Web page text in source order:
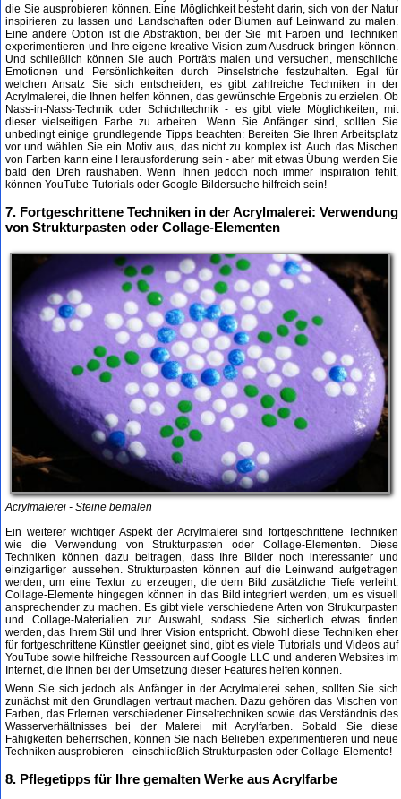
die Sie ausprobieren können. Eine Möglichkeit besteht darin, sich von der Natur
inspirieren zu lassen und Landschaften oder Blumen auf Leinwand zu malen.
Eine andere Option ist die Abstraktion, bei der Sie mit Farben und Techniken
experimentieren und Ihre eigene kreative Vision zum Ausdruck bringen können.
Und schließlich können Sie auch Porträts malen und versuchen, menschliche
Emotionen und Persönlichkeiten durch Pinselstriche festzuhalten. Egal für
welchen Ansatz Sie sich entscheiden, es gibt zahlreiche Techniken in der
Acrylmalerei, die Ihnen helfen können, das gewünschte Ergebnis zu erzielen. Ob
Nass-in-Nass-Technik oder Schichttechnik - es gibt viele Möglichkeiten, mit
dieser vielseitigen Farbe zu arbeiten. Wenn Sie Anfänger sind, sollten Sie
unbedingt einige grundlegende Tipps beachten: Bereiten Sie Ihren Arbeitsplatz
vor und wählen Sie ein Motiv aus, das nicht zu komplex ist. Auch das Mischen
von Farben kann eine Herausforderung sein - aber mit etwas Übung werden Sie
bald den Dreh raushaben. Wenn Ihnen jedoch noch immer Inspiration fehlt,
können YouTube-Tutorials oder Google-Bildersuche hilfreich sein!
7. Fortgeschrittene Techniken in der Acrylmalerei: Verwendung
von Strukturpasten oder Collage-Elementen
Acrylmalerei - Steine bemalen
Ein weiterer wichtiger Aspekt der Acrylmalerei sind fortgeschrittene Techniken
wie die Verwendung von Strukturpasten oder Collage-Elementen. Diese
Techniken können dazu beitragen, dass Ihre Bilder noch interessanter und
einzigartiger aussehen. Strukturpasten können auf die Leinwand aufgetragen
werden, um eine Textur zu erzeugen, die dem Bild zusätzliche Tiefe verleiht.
Collage-Elemente hingegen können in das Bild integriert werden, um es visuell
ansprechender zu machen. Es gibt viele verschiedene Arten von Strukturpasten
und Collage-Materialien zur Auswahl, sodass Sie sicherlich etwas finden
werden, das Ihrem Stil und Ihrer Vision entspricht. Obwohl diese Techniken eher
für fortgeschrittene Künstler geeignet sind, gibt es viele Tutorials und Videos auf
YouTube sowie hilfreiche Ressourcen auf Google LLC und anderen Websites im
Internet, die Ihnen bei der Umsetzung dieser Features helfen können.
Wenn Sie sich jedoch als Anfänger in der Acrylmalerei sehen, sollten Sie sich
zunächst mit den Grundlagen vertraut machen. Dazu gehören das Mischen von
Farben, das Erlernen verschiedener Pinseltechniken sowie das Verständnis des
Wasserverhältnisses bei der Malerei mit Acrylfarben. Sobald Sie diese
Fähigkeiten beherrschen, können Sie nach Belieben experimentieren und neue
Techniken ausprobieren - einschließlich Strukturpasten oder Collage-Elemente!
8. Pflegetipps für Ihre gemalten Werke aus Acrylfarbe